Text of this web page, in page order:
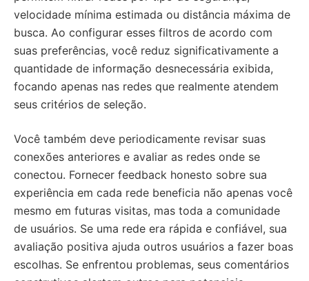
velocidade mínima estimada ou distância máxima de
busca. Ao configurar esses filtros de acordo com
suas preferências, você reduz significativamente a
quantidade de informação desnecessária exibida,
focando apenas nas redes que realmente atendem
seus critérios de seleção.
Você também deve periodicamente revisar suas
conexões anteriores e avaliar as redes onde se
conectou. Fornecer feedback honesto sobre sua
experiência em cada rede beneficia não apenas você
mesmo em futuras visitas, mas toda a comunidade
de usuários. Se uma rede era rápida e confiável, sua
avaliação positiva ajuda outros usuários a fazer boas
escolhas. Se enfrentou problemas, seus comentários